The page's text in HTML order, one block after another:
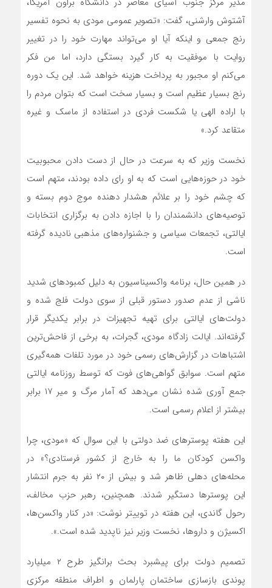
آشتوش وارشنی، گفت: «تصویر عمومی مودی به نحوه تفسیر
رنج جمعی و اینکه آیا او می‌تواند مهارت خود را در تغییر
روایت با موفقیت به کار گیرد بستگی دارد، اما من فکر
می‌کنم او مجبور به پرداخت هزینه خواهد شد. این یک دوره
رنج بسیار عظیم است و بسیار سخت است که بتوان مردم را
با اراده الهی یا شکست فردی در استفاده از ماسک و غیره
متقاعد کرد.»
نخست وزیر که به سرعت در حال از دست دادن محبوبیت
خود در حوزه‌هایی است که به او رای داده بودند، متهم است
که چشم خود را بر علائم هشدار دهنده موج دوم بسته و
توصیه‌های دانشمندان را با اجازه دادن به برگزاری انتخابات
ایالتی، تجمعات سیاسی و جشنواره‌های مذهبی نادیده گرفته
است.
در همین حال، برنامه واکسیناسیون به دلیل کمبودهای شدید
ناشی از عدم صدور دستور قبلی از سوی دولت فلج شده و
دولت‌های ایالتی برای تهیه تجهیزات در برابر یکدیگر قرار
گرفته‌اند. ایالت زادگاه مودی، گجرات، به برخی از فاحش‌ترین
اشتباهات در گزارش‌های رسمی خود در مورد تلفات همه‌گیری
متهم است. سوابق گواهی‌های فوت که توسط روزنامه ایالتی
جمع آوری شده نشان می‌دهد که آمار مرگ و میر ۱۷ برابر
بیشتر از اعلام رسمی است.
این هفته پوسترهای ضد دولتی با این سوال که «مودی، چرا
واکسن کودکان ما را به خارج از کشور فرستادی؟» در
محله‌های دهلی ظاهر شد و بیش از ۲۰ نفر به جرم انتشار
این پوسترها دستگیر شدند. همچنین، رهبر حزب مخالف،
رحول گاندی، این هفته در توییتر نوشت: «در کنار واکسن‌ها،
اکسیژن و داروها، نخست وزیر نیز ناپدید شده است.».
تصمیم دولت برای پیشبرد بحث برانگیز طرح ۲ میلیارد
پوندی بازسازی ساختمان پارلمان و اطراف منطقه مرکزی